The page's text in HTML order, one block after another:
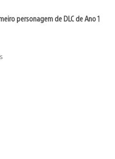
personagem de DLC de Ano 1